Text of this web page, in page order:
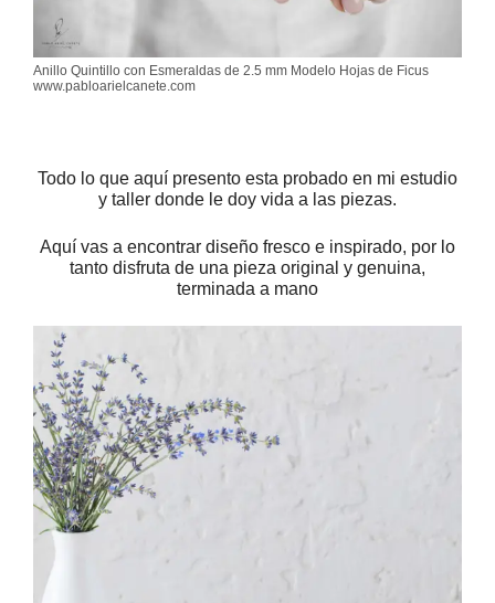
Anillo Quintillo con Esmeraldas de 2.5 mm Modelo Hojas de Ficus
www.pabloarielcanete.com
Todo lo que aquí presento esta probado en mi estudio
y taller donde le doy vida a las piezas.
Aquí vas a encontrar diseño fresco e inspirado, por lo
tanto disfruta de una pieza original y genuina,
terminada a mano